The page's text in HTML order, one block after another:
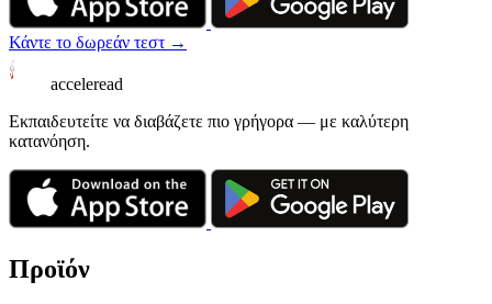
Κάντε το δωρεάν τεστ →
acceleread
Εκπαιδευτείτε να διαβάζετε πιο γρήγορα — με καλύτερη
κατανόηση.
Προϊόν